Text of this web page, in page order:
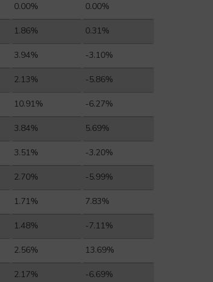
0.00% 0.00%
1.86% 0.31%
3.94% -3.10%
2.13% -5.86%
10.91% -6.27%
3.84% 5.69%
3.51% -3.20%
2.70% -5.99%
1.71% 7.83%
1.48% -7.11%
2.56% 13.69%
2.17% -6.69%